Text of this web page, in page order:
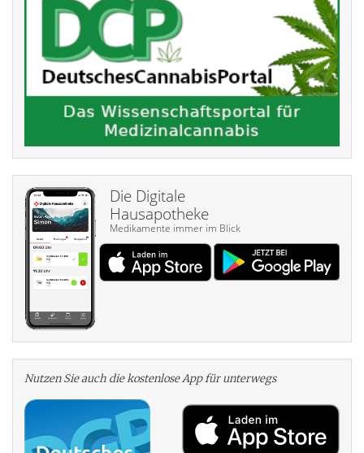
Die Digitale
Hausapotheke
Medikamente immer im Blick
Nutzen Sie auch die kosten­lose App für unterwegs